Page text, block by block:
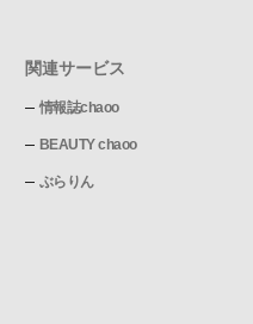
関連サービス
情報誌chaoo
BEAUTY chaoo
ぶらりん